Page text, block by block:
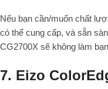
Nếu bạn cần/muốn chất
có thể cung cấp, và sẵn
CG2700X sẽ không làm
7. Eizo